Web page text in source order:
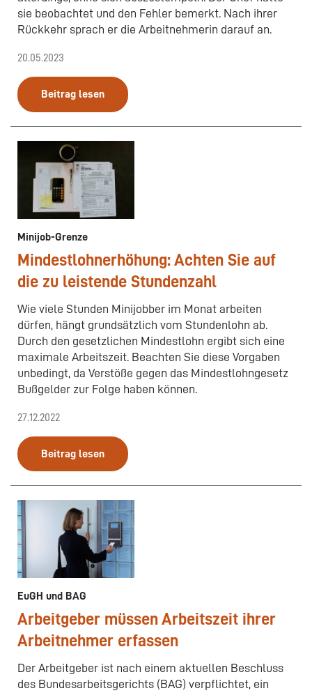
sie beobachtet und den Fehler bemerkt. Nach ihrer
Rückkehr sprach er die Arbeitnehmerin darauf an.
20.05.2023
Beitrag lesen
Minijob-Grenze
Mindestlohnerhöhung: Achten Sie auf
die zu leistende Stundenzahl
Wie viele Stunden Minijobber im Monat arbeiten
dürfen, hängt grundsätzlich vom Stundenlohn ab.
Durch den gesetzlichen Mindestlohn ergibt sich eine
maximale Arbeitszeit. Beachten Sie diese Vorgaben
unbedingt, da Verstöße gegen das Mindestlohngesetz
Bußgelder zur Folge haben können.
27.12.2022
Beitrag lesen
EuGH und BAG
Arbeitgeber müssen Arbeitszeit ihrer
Arbeitnehmer erfassen
Der Arbeitgeber ist nach einem aktuellen Beschluss
des Bundesarbeitsgerichts (BAG) verpflichtet, ein